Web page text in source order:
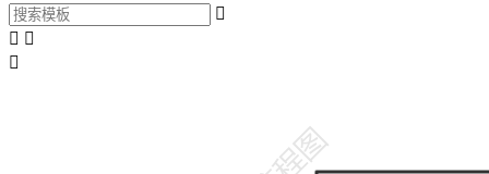

 
